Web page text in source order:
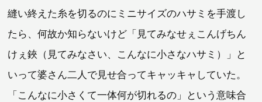
縫い終えた糸を切るのにミニサイズのハサミを手渡し
たら、何故か知らないけど「見てみなせぇこんげちん
けぇ鋏（見てみなさい、こんなに小さなハサミ）」と
いって婆さん二人で見せ合ってキャッキャしていた。
「こんなに小さくて一体何が切れるの」という意味合